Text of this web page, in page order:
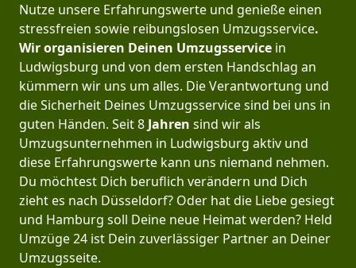
Nutze unsere Erfahrungswerte und genieße einen
stressfreien sowie reibungslosen Umzugsservice.
Wir organisieren Deinen Umzugsservice in
Ludwigsburg und von dem ersten Handschlag an
kümmern wir uns um alles. Die Verantwortung und
die Sicherheit Deines Umzugsservice sind bei uns in
guten Händen. Seit 8 Jahren sind wir als
Umzugsunternehmen in Ludwigsburg aktiv und
diese Erfahrungswerte kann uns niemand nehmen.
Du möchtest Dich beruflich verändern und Dich
zieht es nach Düsseldorf? Oder hat die Liebe gesiegt
und Hamburg soll Deine neue Heimat werden? Held
Umzüge 24 ist Dein zuverlässiger Partner an Deiner
Umzugsseite.